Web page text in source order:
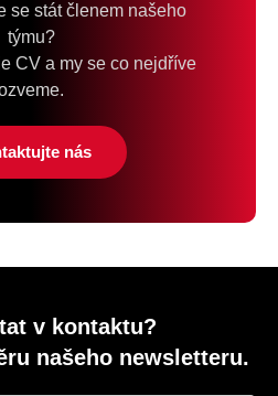
se stát členem našeho
týmu?
CV a my se co nejdříve
nás
v kontaktu?
našeho newsletteru.